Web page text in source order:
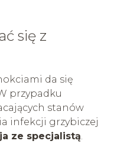
się z
da się
przypadku
stanów
infekcji grzybiczej
ze specjalistą.